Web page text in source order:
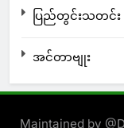
ပြည်တွင်းသတင်း
အင်တာဗျုး
Maintained by